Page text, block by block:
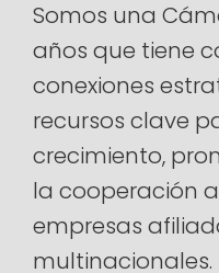
Somos una
años que tiene
conexiones
recursos clave
crecimiento,
la cooperación
empresas
multinacionales.